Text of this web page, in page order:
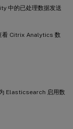
中的已处理数据发送
看 Citrix Analytics 数
Elasticsearch 启用数